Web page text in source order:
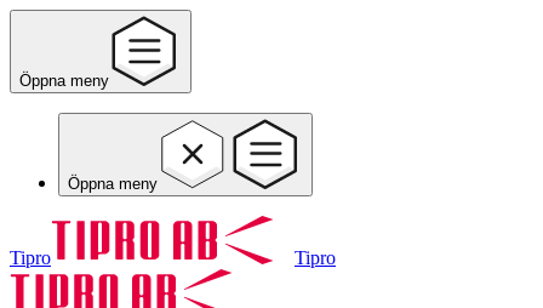
Öppna meny
Öppna meny
Tipro Tipro